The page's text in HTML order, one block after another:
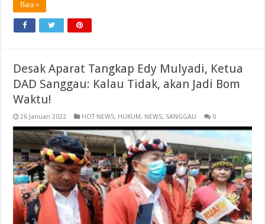
Baca »
Desak Aparat Tangkap Edy Mulyadi, Ketua
DAD Sanggau: Kalau Tidak, akan Jadi Bom
Waktu!
26 Januari 2022 HOT NEWS, HUKUM, NEWS, SANGGAU 0